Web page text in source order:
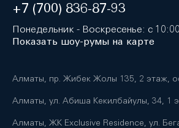
+7 (700) 836-87-93
Понедельник - Воскресенье: с
Показать шоу-румы на карте
Алматы, пр. Жибек Жолы 135, 2 этаж,
Алматы, ул. Абиша Кекилбайулы, 34, 1
Алматы, ЖК Exclusive Residence, ул.